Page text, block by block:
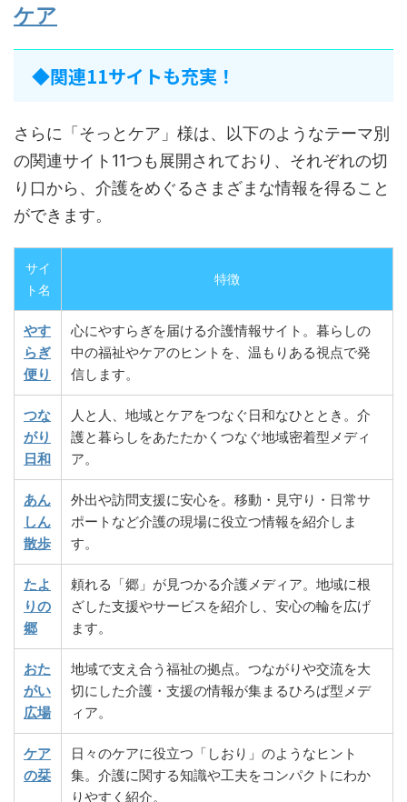
ケア
◆関連11サイトも充実！
さらに「そっとケア」様は、以下のようなテーマ別
の関連サイト11つも展開されており、それぞれの切
り口から、介護をめぐるさまざまな情報を得ること
ができます。
サイ
ト名
特徴
やす
らぎ
便り
心にやすらぎを届ける介護情報サイト。暮らしの
中の福祉やケアのヒントを、温もりある視点で発
信します。
つな
がり
日和
人と人、地域とケアをつなぐ日和なひととき。介
護と暮らしをあたたかくつなぐ地域密着型メディ
ア。
あん
しん
散歩
外出や訪問支援に安心を。移動・見守り・日常サ
ポートなど介護の現場に役立つ情報を紹介しま
す。
たよ
りの
郷
頼れる「郷」が見つかる介護メディア。地域に根
ざした支援やサービスを紹介し、安心の輪を広げ
ます。
おた
がい
広場
地域で支え合う福祉の拠点。つながりや交流を大
切にした介護・支援の情報が集まるひろば型メデ
ィア。
ケア
の栞
日々のケアに役立つ「しおり」のようなヒント
集。介護に関する知識や工夫をコンパクトにわか
りやすく紹介。